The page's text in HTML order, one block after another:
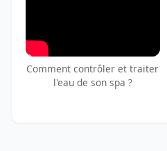
Comment contrôler et traiter
l'eau de son spa ?